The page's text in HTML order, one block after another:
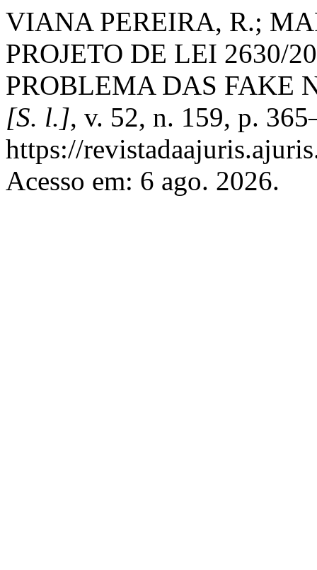
VIANA PEREIRA, R.;
PROJETO DE LEI 2630/
PROBLEMA DAS FAKE
[S. l.], v. 52, n. 159, p.
https://
Acesso em: 6 ago. 2026.